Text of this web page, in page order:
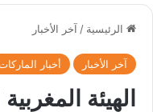
الرئيسية / آخر الأخبار
آخر الأخبار أخبار
الهيئة